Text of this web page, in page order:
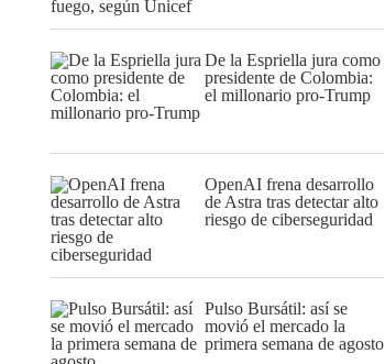
De la Espriella jura como
presidente de Colombia:
el millonario pro-Trump
OpenAI frena desarrollo
de Astra tras detectar alto
riesgo de ciberseguridad
Pulso Bursátil: así se
movió el mercado la
primera semana de agosto